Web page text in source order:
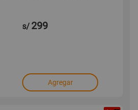
s/ 299
Agregar